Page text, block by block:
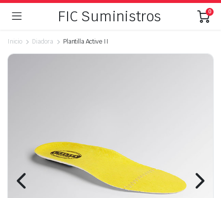
FIC Suministros 0
Inicio Diadora Plantilla Active II